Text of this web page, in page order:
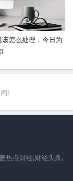
怎么处理，今日为
!
!
热点财经,财经头条,